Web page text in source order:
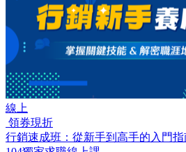
線上
領券現折
行銷速成班：從新手到高手的入門指